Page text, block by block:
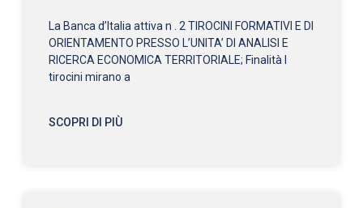
La Banca d’Italia attiva n . 2 TIROCINI FORMATIVI E DI
ORIENTAMENTO PRESSO L’UNITA’ DI ANALISI E
RICERCA ECONOMICA TERRITORIALE; Finalità I
tirocini mirano a
SCOPRI DI PIÙ